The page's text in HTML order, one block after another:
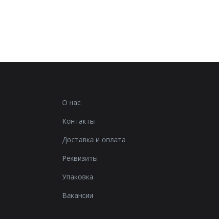
О нас
Контакты
Доставка и оплата
Реквизиты
Упаковка
Вакансии